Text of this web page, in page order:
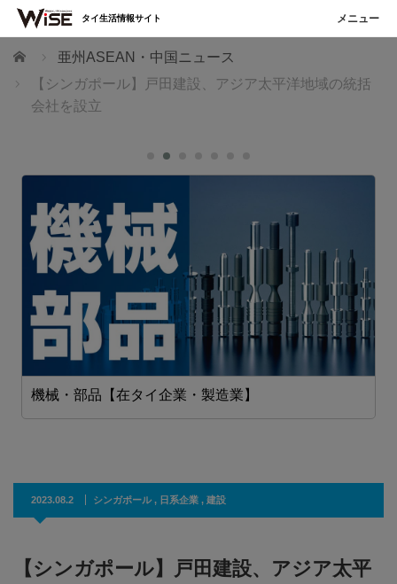
ホーム
亜州ASEAN・中国ニュース
【シンガポール】戸田建設、アジア太平洋地域の統括
会社を設立
機械・部品【在タイ企業・製造業】
2023.08.2 シンガポール, 日系企業 , 建設
【シンガポール】戸田建設、アジア太平
タイ生活情報サイト